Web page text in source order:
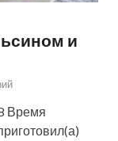
и
Время